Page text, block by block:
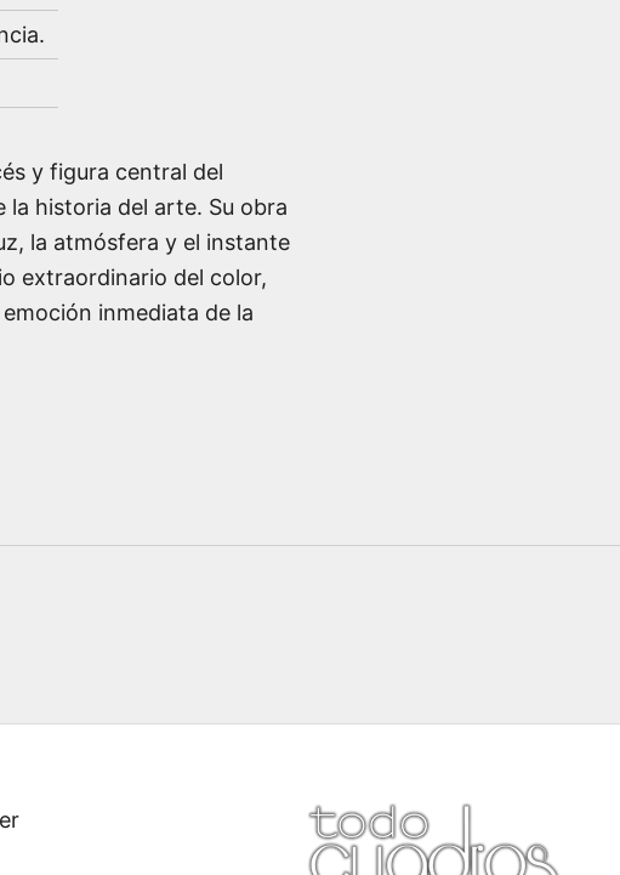
.
y figura central del
historia del arte. Su obra
la atmósfera y el instante
extraordinario del color,
inmediata de la